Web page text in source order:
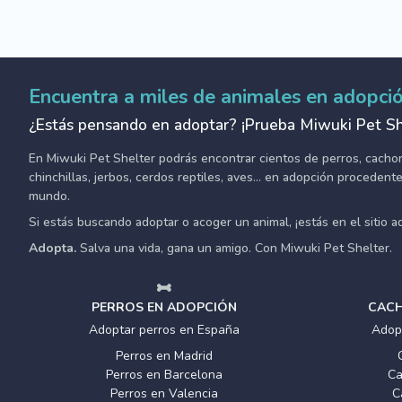
Encuentra a miles de animales en
¿Estás pensando en adoptar? ¡Prueba Miwuki Pet
En Miwuki Pet Shelter podrás encontrar cientos de perros,
chinchillas, jerbos, cerdos reptiles, aves... en adopción
mundo.
Si estás buscando adoptar o acoger un animal, ¡estás en el sitio
Adopta. Salva una vida, gana un amigo. Con Miwuki Pet Shelter.
PERROS EN ADOPCIÓN
Adoptar perros en España
Perros en Madrid
Perros en Barcelona
Perros en Valencia